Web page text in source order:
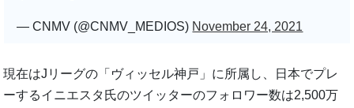
— CNMV (@CNMV_MEDIOS) November 24, 2021
現在はJリーグの「ヴィッセル神戸」に所属し、日本でプレ
ーするイニエスタ氏のツイッターのフォロワー数は2,500万